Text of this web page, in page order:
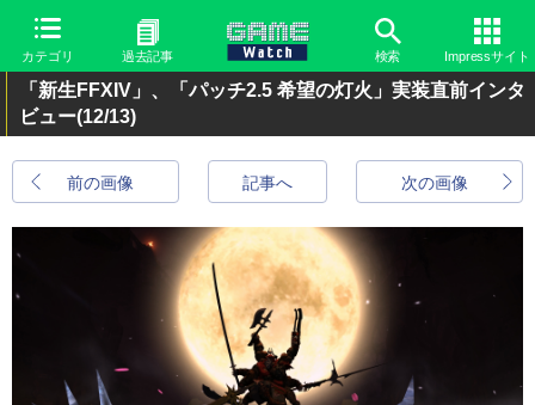
カテゴリ 過去記事 検索 Impressサイト
「新生FFXIV」、「パッチ2.5 希望の灯火」実装直前インタ
ビュー(12/13)
前の画像 次の画像
記事へ